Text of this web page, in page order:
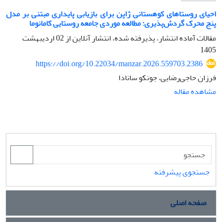
احیای روستاهای کوهستانی ژاپن برای بازیابی پایداری مبتنی بر مدل
پنج محرک گردش‌پذیری: مطالعه موردی جامعه روستایی کامانوما
مقالات آماده انتشار، پذیرفته شده، انتشار آنلاین از
02 اردیبهشت
1405
https://doi.org/10.22034/manzar.2026.559703.2386
فرزان حاجی‌رضایی، جونکو سانادا
مشاهده مقاله
جستجوی پیشرفته
صفحه اصلی